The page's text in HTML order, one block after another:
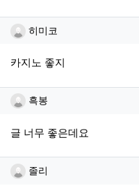
히미코님의 댓글
히미코
카지노 좋지
흑봉님의 댓글
흑봉
글 너무 좋은데요
졸리님의 댓글
졸리